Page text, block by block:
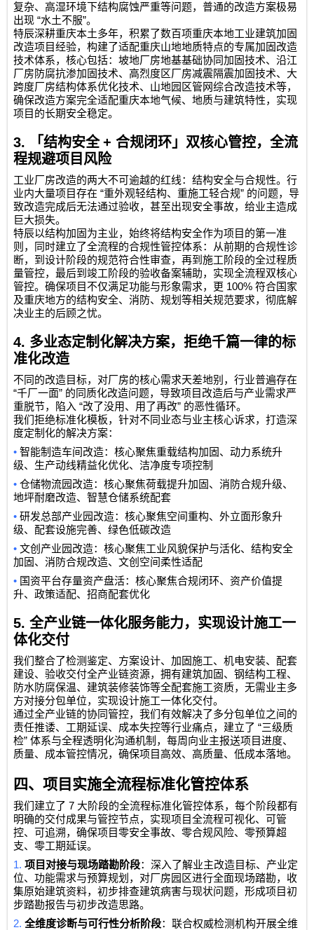
复杂、高湿环境下结构腐蚀严重等问题，普通的改造方案极易
出现 “水土不服”。
特辰深耕重庆本土多年，积累了数百项重庆本地工业建筑加固
改造项目经验，构建了适配重庆山地地质特点的专属加固改造
技术体系，核心包括：坡地厂房地基基础协同加固技术、沿江
厂房防腐抗渗加固技术、高烈度区厂房减震隔震加固技术、大
跨度厂房结构体系优化技术、山地园区管网综合改造技术等，
确保改造方案完全适配重庆本地气候、地质与建筑特性，实现
项目的长期安全稳定。
3. 「结构安全+合规闭环」双核心管控，全流
程规避项目风险
工业厂房改造的两大不可逾越的红线：结构安全与合规性。行
业内大量项目存在 “重外观轻结构、重施工轻合规” 的问题，导
致改造完成后无法通过验收，甚至出现安全事故，给业主造成
巨大损失。
特辰以结构加固为主业，始终将结构安全作为项目的第一准
则，同时建立了全流程的合规性管控体系：从前期的合规性诊
断，到设计阶段的规范符合性审查，再到施工阶段的全过程质
量管控，最后到竣工阶段的验收备案辅助，实现全流程双核心
管控。确保项目不仅满足功能与形象需求，更 100%符合国家
及重庆地方的结构安全、消防、规划等相关规范要求，彻底解
决业主的后顾之忧。
4. 多业态定制化解决方案，拒绝千篇一律的标
准化改造
不同的改造目标，对厂房的核心需求天差地别，行业普遍存在
“千厂一面” 的同质化改造问题，导致项目改造后与产业需求严
重脱节，陷入“改了没用、用了再改” 的恶性循环。
我们拒绝标准化模板，针对不同业态与业主核心诉求，打造深
度定制化的解决方案：
•智能制造车间改造：核心聚焦重载结构加固、动力系统升
级、生产动线精益化优化、洁净度专项控制
•仓储物流园改造：核心聚焦荷载提升加固、消防合规升级、
地坪耐磨改造、智慧仓储系统配套
•研发总部产业园改造：核心聚焦空间重构、外立面形象升
级、配套设施完善、绿色低碳改造
•文创产业园改造：核心聚焦工业风貌保护与活化、结构安全
加固、消防合规改造、文创空间柔性适配
• 国资平台存量资产盘活：核心聚焦合规闭环、资产价值提
升、政策适配、招商配套优化
5.全产业链一体化服务能力，实现设计施工一
体化交付
我们整合了检测鉴定、方案设计、加固施工、机电安装、配套
建设、验收交付全产业链资源，拥有建筑加固、钢结构工程、
防水防腐保温、建筑装修装饰等全配套施工资质，无需业主多
方对接分包单位，实现设计施工一体化交付。
通过全产业链的协同管控，我们有效解决了多分包单位之间的
责任推诿、工期延误、成本失控等行业痛点，建立了 “三级质
检”体系与全程透明化沟通机制，每周向业主报送项目进度、
质量、成本管控情况，确保项目高效、高质量、低成本落地。
四、项目实施全流程标准化管控体系
我们建立了 7 大阶段的全流程标准化管控体系，每个阶段都有
明确的交付成果与管控节点，实现项目全流程可视化、可管
控、可追溯，确保项目零安全事故、零合规风险、零预算超
支、零工期延误。
1.项目对接与现场踏勘阶段：深入了解业主改造目标、产业定
位、功能需求与预算规划，对厂房园区进行全面现场踏勘，收
集原始建筑资料，初步排查建筑病害与现状问题，形成项目初
步踏勘报告与初步改造思路。
2.全维度诊断与可行性分析阶段：联合权威检测机构开展全维